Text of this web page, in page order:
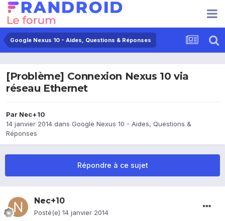
Google Nexus 10 - Aides, Questions & Réponses
[Problème] Connexion Nexus 10 via
réseau Ethernet
Par Nec+10
14 janvier 2014 dans Google Nexus 10 - Aides, Questions &
Réponses
Répondre à ce sujet
Nec+10
Posté(e) 14 janvier 2014